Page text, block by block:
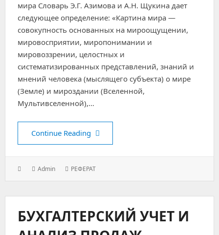
мира Словарь Э.Г. Азимова и А.Н. Щукина дает
следующее определение: «Картина мира —
совокупность основанных на мироощущении,
мировосприятии, миропонимании и
мировоззрении, целостных и
систематизированных представлений, знаний и
мнений человека (мыслящего субъекта) о мире
(Земле) и мироздании (Вселенной,
Мультивселенной),…
Continue Reading Картина мира в лингвистике
PostedAuthor:
Admin Categories:
РЕФЕРАТ
БУХГАЛТЕРСКИЙ УЧЕТ И